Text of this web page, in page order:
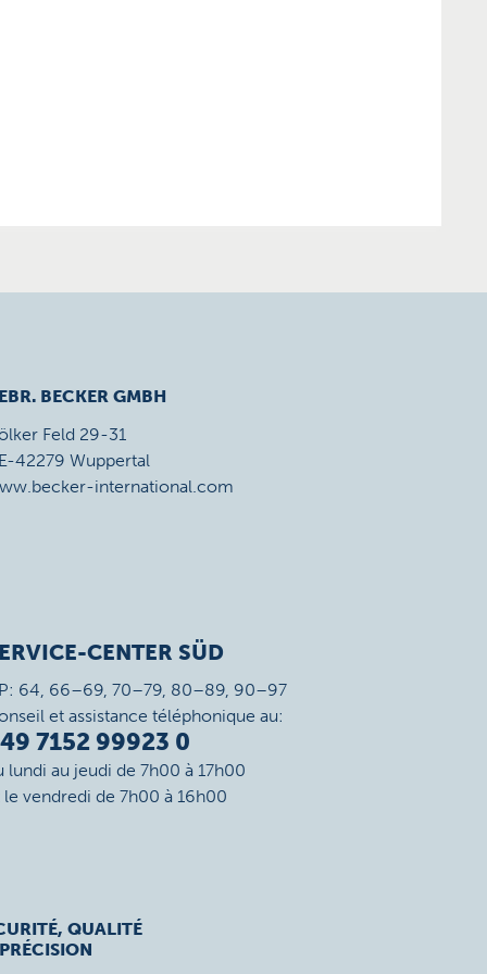
BECKER GMBH
Feld 29-31
42279 Wuppertal
international.com
CENTER SÜD
64, 66–69, 70–79, 80–89, 90–97
et assistance téléphonique au:
7152 99923 0
lundi au jeudi de 7h00 à 17h00
le vendredi de 7h00 à 16h00
QUALITÉ